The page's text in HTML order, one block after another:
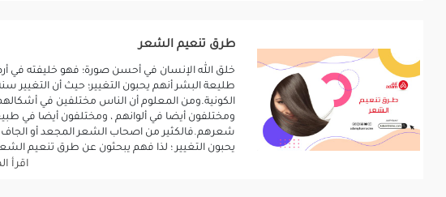
طرق تنعيم الشعر
خلق الله الإنسان في أحسن صورة؛ فهو خليفته في
طليعة البشر أنهم يحبون التغيير؛ حيث أن التغيير
الكونية.ومن المعلوم أن الناس مختلفين في
ومختلفون أيضا في ألوانهم ، ومختلفون أيضا في
شعرهم.فالكثير من اصحاب الشعر المجعد أو الجاف
يحبون التغيير ؛ لذا فهم يبحثون عن طرق تنعيم
اقرأ